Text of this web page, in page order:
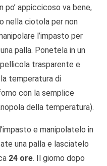
po’ appiccicoso va bene,
nella ciotola per non
l’impasto per
palla. Ponetela in un
trasparente e
temperatura di
con la semplice
della temperatura).
e manipolatelo in
una palla e lasciatelo
24 ore. Il giorno dopo